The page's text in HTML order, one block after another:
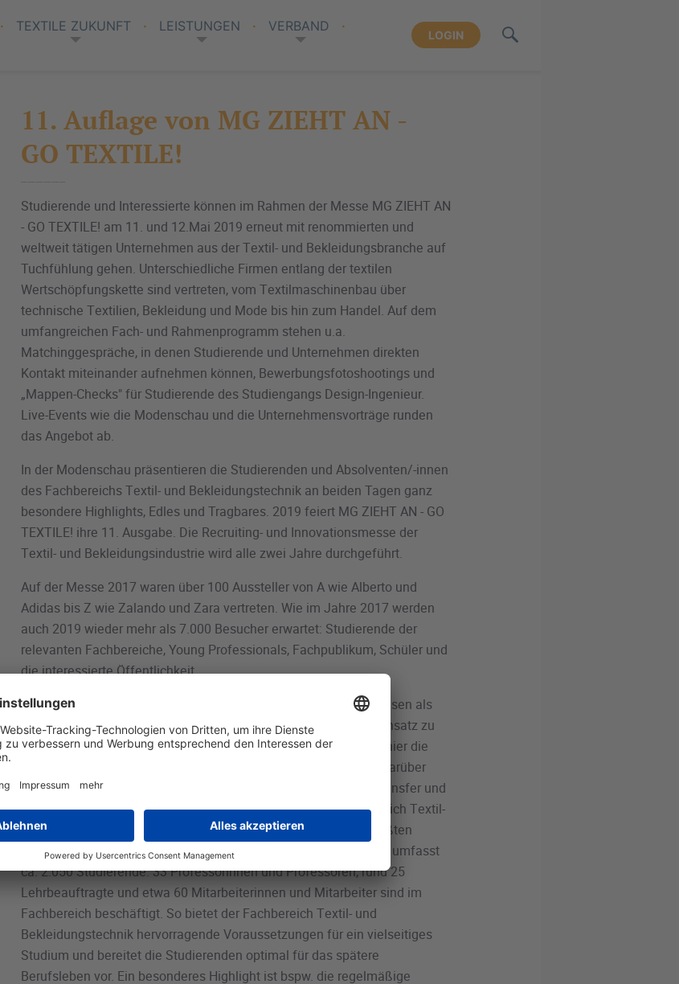
TEXTILE ZUKUNFT LEISTUNGEN
VERBAND
LOGIN
11. Auflage von MG ZIEHT AN -
GO TEXTILE!
Studierende und Interessierte können im Rahmen der Messe MG ZIEHT AN
- GO TEXTILE! am 11. und 12.Mai 2019 erneut mit renommierten und
weltweit tätigen Unternehmen aus der Textil- und Bekleidungsbranche auf
Tuchfühlung gehen. Unterschiedliche Firmen entlang der textilen
Wertschöpfungskette sind vertreten, vom Textilmaschinenbau über
technische Textilien, Bekleidung und Mode bis hin zum Handel. Auf dem
umfangreichen Fach- und Rahmenprogramm stehen u.a.
Matchinggespräche, in denen Studierende und Unternehmen direkten
Kontakt miteinander aufnehmen können, Bewerbungsfotoshootings und
„Mappen-Checks" für Studierende des Studiengangs Design-Ingenieur.
Live-Events wie die Modenschau und die Unternehmensvorträge runden
das Angebot ab.
In der Modenschau präsentieren die Studierenden und Absolventen/-innen
des Fachbereichs Textil- und Bekleidungstechnik an beiden Tagen ganz
besondere Highlights, Edles und Tragbares. 2019 feiert MG ZIEHT AN - GO
TEXTILE! ihre 11. Ausgabe. Die Recruiting- und Innovationsmesse der
Textil- und Bekleidungsindustrie wird alle zwei Jahre durchgeführt.
Auf der Messe 2017 waren über 100 Aussteller von A wie Alberto und
Adidas bis Z wie Zalando und Zara vertreten. Wie im Jahre 2017 werden
auch 2019 wieder mehr als 7.000 Besucher erwartet: Studierende der
relevanten Fachbereiche, Young Professionals, Fachpublikum, Schüler und
die interessierte Öffentlichkeit.
Die Hochschule Niederrhein in Mönchengladbach gilt in Fachkreisen als
das Studienzentrum für die textilen Wirtschaftszweige. Im Gegensatz zu
vergleichbaren anderen Hochschulen erleben die Studierenden hier die
gesamte textile Bandbreite von der Faser bis zum Endprodukt. Darüber
hinaus ist die Hochschule Niederrhein weltweit anerkannt für Transfer und
Innovation im Bereich Forschung und Entwicklung. Der Fachbereich Textil-
und Bekleidungstechnik in Mönchengladbach gehört zu den größten
Studienorten für den textilen Ingenieurnachwuchs in Europa und umfasst
ca. 2.050 Studierende. 33 Professorinnen und Professoren, rund 25
Lehrbeauftragte und etwa 60 Mitarbeiterinnen und Mitarbeiter sind im
Fachbereich beschäftigt. So bietet der Fachbereich Textil- und
Bekleidungstechnik hervorragende Voraussetzungen für ein vielseitiges
Studium und bereitet die Studierenden optimal für das spätere
Berufsleben vor. Ein besonderes Highlight ist bspw. die regelmäßige